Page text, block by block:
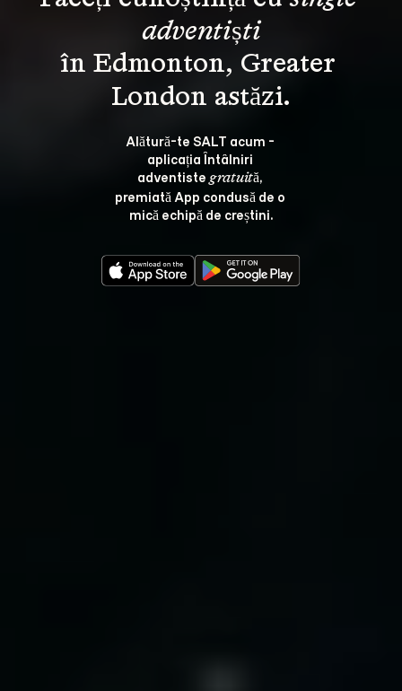
adventiști
în Edmonton, Greater
Alătură-te SALT acum -
aplicația Întâlniri
adventiste gratuită,
premiată App condusă de o
mică echipă de creștini.